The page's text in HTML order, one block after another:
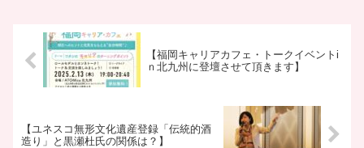
【福岡キャリアカフェ・トークイベントi
ｎ北九州に登壇させて頂きます】
【ユネスコ無形文化遺産登録「伝統的酒
造り」と黒瀬杜氏の関係は？】